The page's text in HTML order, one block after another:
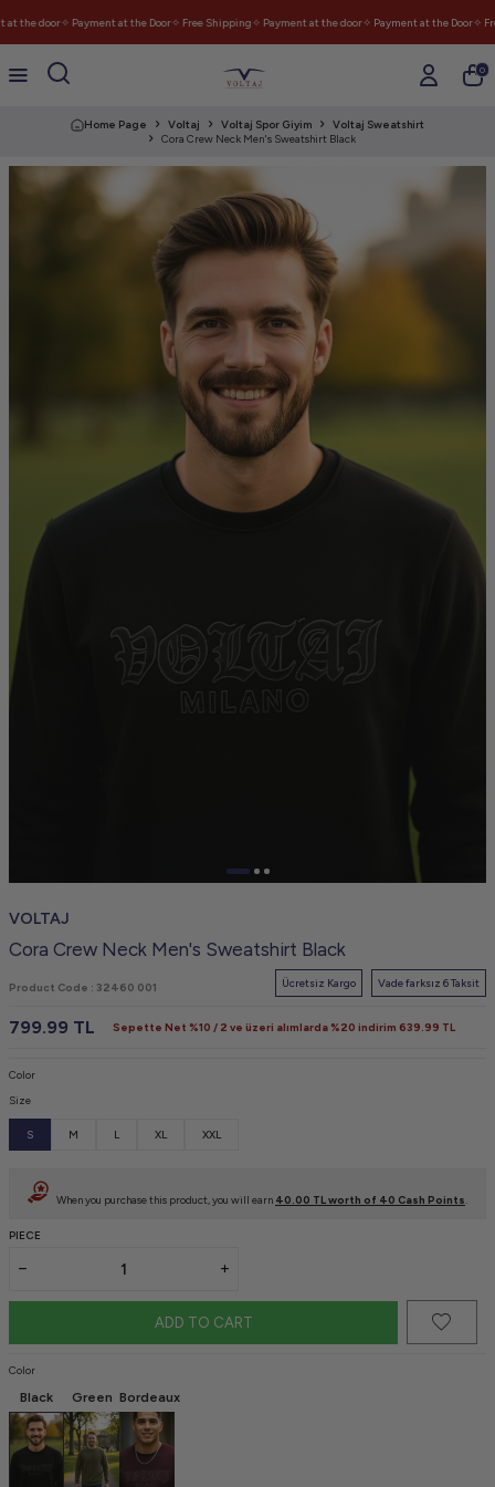
the door✧ Payment at the Door✧ Free Shipping✧ Payment at the door✧ Payment at the Door✧
0
Home Page Voltaj Voltaj Spor Giyim
Voltaj Sweatshirt
Cora Crew Neck Men's Sweatshirt Black
VOLTAJ
Cora Crew Neck Men's Sweatshirt Black
Product Code : 32460 001 Ücretsiz Kargo Vade farksız 6 Taksit
799.99 TL Sepette Net %10 / 2 ve üzeri alımlarda %20 indirim 639.99 TL
Color
Size
S M L XL XXL
When you purchase this product, you will earn 40.00 TL worth of 40 Cash Points
PIECE
ADD TO CART
Color
Black Green Bordeaux